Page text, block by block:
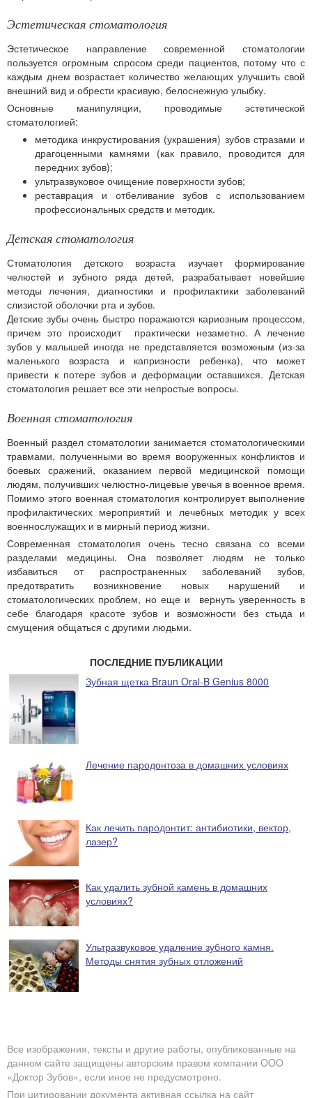
Эстетическая стоматология
Эстетическое направление современной стоматологии
пользуется огромным спросом среди пациентов, потому что с
каждым днем возрастает количество желающих улучшить свой
внешний вид и обрести красивую, белоснежную улыбку.
Основные манипуляции, проводимые эстетической
стоматологией:
методика инкрустирования (украшения) зубов стразами и
драгоценными камнями (как правило, проводится для
передних зубов);
ультразвуковое очищение поверхности зубов;
реставрация и отбеливание зубов с использованием
профессиональных средств и методик.
Детская стоматология
Стоматология детского возраста изучает формирование
челюстей и зубного ряда детей, разрабатывает новейшие
методы лечения, диагностики и профилактики заболеваний
слизистой оболочки рта и зубов.
Детские зубы очень быстро поражаются кариозным процессом,
причем это происходит практически незаметно. А лечение
зубов у малышей иногда не представляется возможным (из-за
маленького возраста и капризности ребенка), что может
привести к потере зубов и деформации оставшихся. Детская
стоматология решает все эти непростые вопросы.
Военная стоматология
Военный раздел стоматологии занимается стоматологическими
травмами, полученными во время вооруженных конфликтов и
боевых сражений, оказанием первой медицинской помощи
людям, получивших челюстно-лицевые увечья в военное время.
Помимо этого военная стоматология контролирует выполнение
профилактических мероприятий и лечебных методик у всех
военнослужащих и в мирный период жизни.
Современная стоматология очень тесно связана со всеми
разделами медицины. Она позволяет людям не только
избавиться от распространенных заболеваний зубов,
предотвратить возникновение новых нарушений и
стоматологических проблем, но еще и вернуть уверенность в
себе благодаря красоте зубов и возможности без стыда и
смущения общаться с другими людьми.
ПОСЛЕДНИЕ ПУБЛИКАЦИИ
Зубная щетка Braun Oral-B Genius 8000
Лечение пародонтоза в домашних условиях
Как лечить пародонтит: антибиотики, вектор,
лазер?
Как удалить зубной камень в домашних
условиях?
Ультразвуковое удаление зубного камня.
Методы снятия зубных отложений
Все изображения, тексты и другие работы, опубликованные на
данном сайте защищены авторским правом компании OOO
«Доктор Зубов», если иное не предусмотрено.
При цитировании документа активная ссылка на сайт